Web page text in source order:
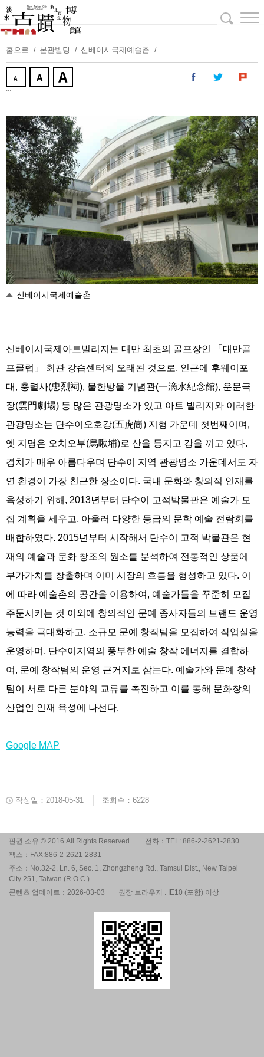
주
요
내
용
보
홈으로 본관빌딩 신베이시국제예술촌
:::
신베이시국제예술촌
신베이시국제아트빌리지는 대만 최초의 골프장인 「대만골
프클럽」 회관 강습센터의 오래된 것으로, 인근에 후웨이포
대, 충렬사(忠烈祠), 물한방울 기념관(一滴水紀念館), 운문극
장(雲門劇場) 등 많은 관광명소가 있고 아트 빌리지와 이러한
관광명소는 단수이오호강(五虎崗) 지형 가운데 첫번째이며,
옛 지명은 오치오부(烏啾埔)로 산을 등지고 강을 끼고 있다.
경치가 매우 아름다우며 단수이 지역 관광명소 가운데서도 자
연 환경이 가장 친근한 장소이다. 국내 문화와 창의적 인재를
육성하기 위해, 2013년부터 단수이 고적박물관은 예술가 모
집 계획을 세우고, 아울러 다양한 등급의 문학 예술 전람회를
배합하였다. 2015년부터 시작해서 단수이 고적 박물관은 현
재의 예술과 문화 창조의 원소를 분석하여 전통적인 상품에
부가가치를 창출하며 이미 시장의 흐름을 형성하고 있다. 이
에 따라 예술촌의 공간을 이용하여, 예술가들을 꾸준히 모집
주둔시키는 것 이외에 창의적인 문예 종사자들의 브랜드 운영
능력을 극대화하고, 소규모 문예 창작팀을 모집하여 작업실을
운영하며, 단수이지역의 풍부한 예술 창작 에너지를 결합하
여, 문예 창작팀의 운영 근거지로 삼는다. 예술가와 문예 창작
팀이 서로 다른 분야의 교류를 촉진하고 이를 통해 문화창의
산업인 인재 육성에 나선다.
Google MAP
작성일：2018-05-31 조회수：6228
판권 소유 © 2016 All Rights Reserved.
전화：TEL: 886-2-2621-2830
팩스：FAX:886-2-2621-2831
주소：No.32-2, Ln. 6, Sec. 1, Zhongzheng Rd., Tamsui Dist., New Taipei
City 251, Taiwan (R.O.C.)
콘텐츠 업데이트：2026-03-03
권장 브라우저 : IE10 (포함) 이상